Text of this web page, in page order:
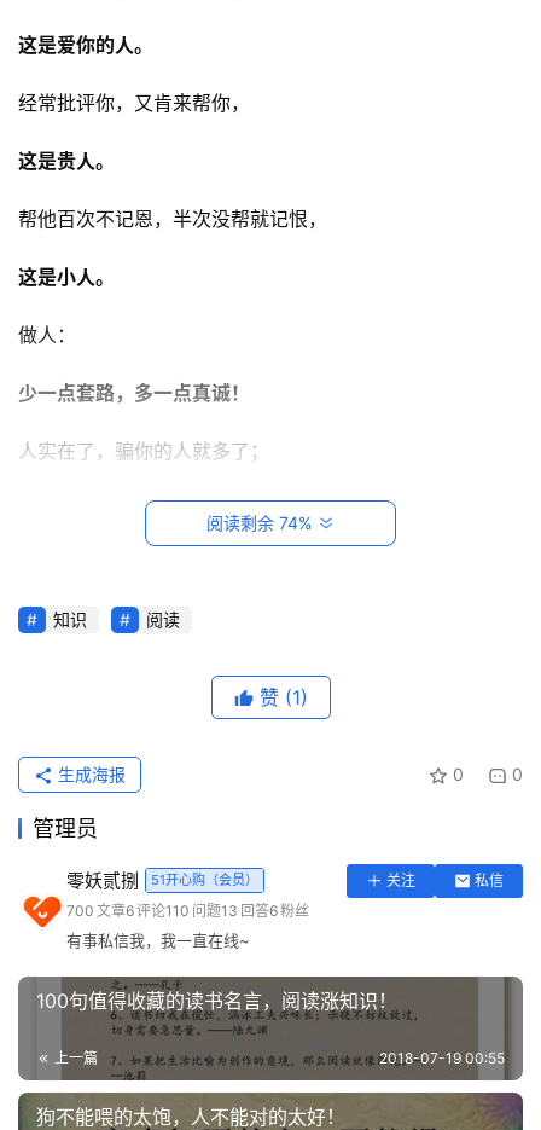
首
日
一
读
用
具
专
登录 注册
这是爱你的人。
经常批评你，又肯来帮你，
这是贵人。
帮他百次不记恩，半次没帮就记恨，
这是小人。
做人：
少一点套路，多一点真诚！
人实在了，骗你的人就多了；
你有用了，找你的人就多了；
这就是现实。
别去试探人心，它会让你失望。
阅读剩余 74%
知识 阅读
赞 (1)
0 0
生成海报
管理员
零妖贰捌 51开心购（会员） 关注
私信
700 文章6评论110 问题13 回答6粉丝
有事私信我，我一直在线~
100句值得收藏的读书名言，阅读涨知识！
上一篇 2018-07-19 00:55
狗不能喂的太饱，人不能对的太好！